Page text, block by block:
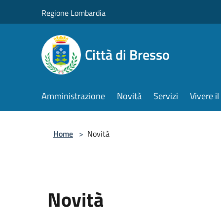
Regione Lombardia
Città di Bresso
Amministrazione Novità Servizi Vivere
Home > Novità
Novità